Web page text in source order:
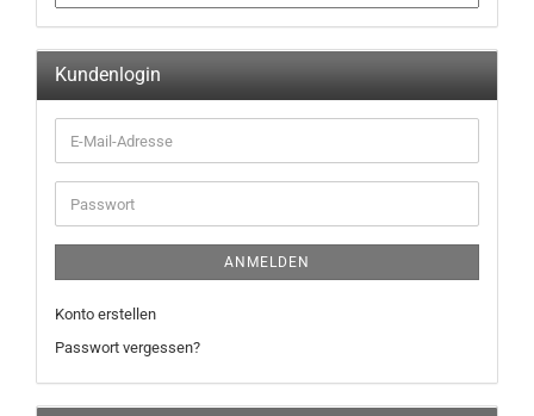
Kundenlogin
ANMELDEN
Konto erstellen
Passwort vergessen?